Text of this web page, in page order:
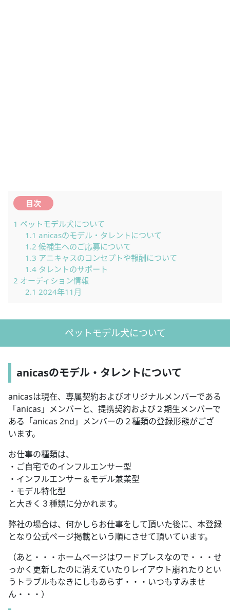
目次
1 ペットモデル犬について
1.1 anicasのモデル・タレントについて
1.2 候補生へのご応募について
1.3 アニキャスのコンセプトや報酬について
1.4タレントのサポート
2 オーディション情報
2.1 2024年11月
ペットモデル犬について
anicasのモデル・タレントについて
anicasは現在、専属契約およびオリジナルメンバーである
「anicas」メンバーと、提携契約および２期生メンバーで
ある「anicas 2nd」メンバーの２種類の登録形態がござ
います。
お仕事の種類は、
・ご自宅でのインフルエンサー型
・インフルエンサー＆モデル兼業型
・モデル特化型
と大きく３種類に分かれます。
弊社の場合は、何かしらお仕事をして頂いた後に、本登録
となり公式ページ掲載という順にさせて頂いています。
（あと・・・ホームページはワードプレスなので・・・せ
っかく更新したのに消えていたりレイアウト崩れたりとい
うトラブルもなきにしもあらず・・・いつもすみませ
ん・・・）